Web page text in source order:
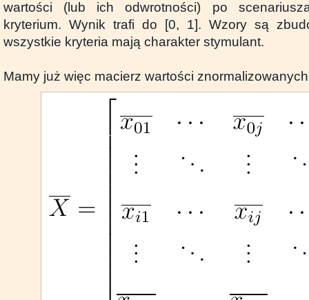
wartości (lub ich odwrotności) po
kryterium. Wynik trafi do [0, 1]. Wzory są
wszystkie kryteria mają charakter stymulant.
Mamy już więc macierz wartości